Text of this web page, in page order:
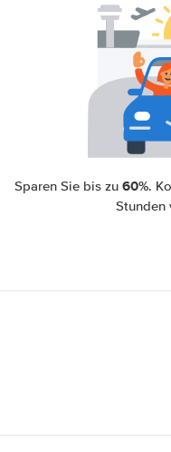
Sparen Sie bis zu60%.
Stunden